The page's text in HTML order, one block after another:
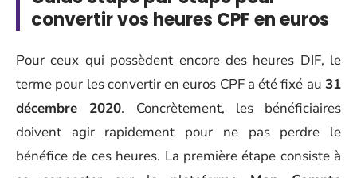
convertir vos heures CPF en euros
Pour ceux qui possèdent encore des heures DIF, le
terme pour les convertir en euros CPF a été fixé au 31
décembre 2020. Concrètement, les bénéficiaires
doivent agir rapidement pour ne pas perdre le
bénéfice de ces heures. La première étape consiste à